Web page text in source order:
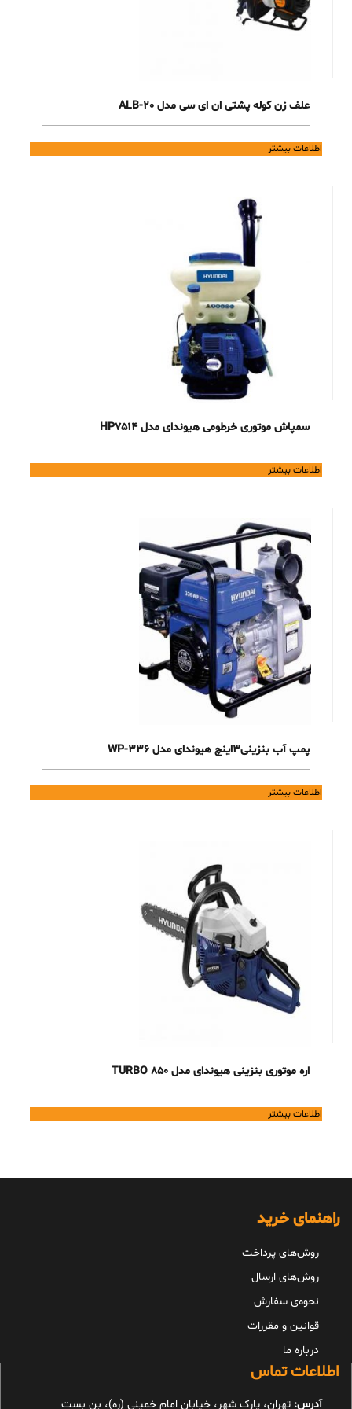
علف زن کوله پشتی ان ای سی مدل ALB-20
اطلاعات بیشتر
سمپاش موتوری خرطومی هیوندای مدل HP7514
اطلاعات بیشتر
پمپ آب بنزینی3اینچ هیوندای مدل 336-WP
اطلاعات بیشتر
اره موتوری بنزینی هیوندای مدل TURBO 850
اطلاعات بیشتر
راهنمای خرید
روش‌های پرداخت
روش‌های ارسال
نحوه‌ی سفارش
قوانین و مقررات
درباره ما
اطلاعات تماس
آدرس: تهران، پارک شهر، خیابان امام خمینی (ره)، بن بست